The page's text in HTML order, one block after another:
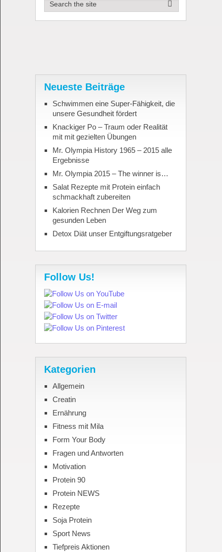
Neueste Beiträge
Schwimmen eine Super-Fähigkeit, die
unsere Gesundheit fördert
Knackiger Po – Traum oder Realität
mit mit gezielten Übungen
Mr. Olympia History 1965 – 2015 alle
Ergebnisse
Mr. Olympia 2015 – The winner is…
Salat Rezepte mit Protein einfach
schmackhaft zubereiten
Kalorien Rechnen Der Weg zum
gesunden Leben
Detox Diät unser Entgiftungsratgeber
Follow Us!
Kategorien
Allgemein
Creatin
Ernährung
Fitness mit Mila
Form Your Body
Fragen und Antworten
Motivation
Protein 90
Protein NEWS
Rezepte
Soja Protein
Sport News
Tiefpreis Aktionen